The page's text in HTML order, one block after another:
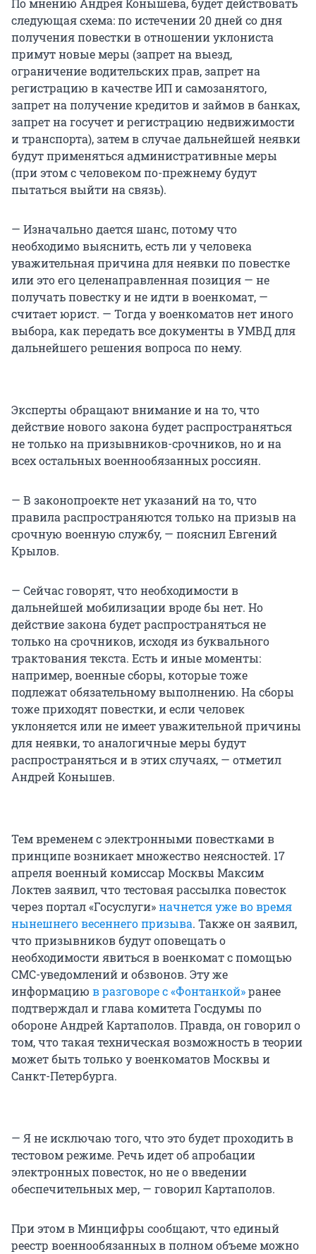
По мнению Андрея Конышева, будет действовать
следующая схема: по истечении 20 дней со дня
получения повестки в отношении уклониста
примут новые меры (запрет на выезд,
ограничение водительских прав, запрет на
регистрацию в качестве ИП и самозанятого,
запрет на получение кредитов и займов в банках,
запрет на госучет и регистрацию недвижимости
и транспорта), затем в случае дальнейшей неявки
будут применяться административные меры
(при этом с человеком по-прежнему будут
пытаться выйти на связь).
— Изначально дается шанс, потому что
необходимо выяснить, есть ли у человека
уважительная причина для неявки по повестке
или это его целенаправленная позиция — не
получать повестку и не идти в военкомат, —
считает юрист. — Тогда у военкоматов нет иного
выбора, как передать все документы в УМВД для
дальнейшего решения вопроса по нему.
Эксперты обращают внимание и на то, что
действие нового закона будет распространяться
не только на призывников-срочников, но и на
всех остальных военнообязанных россиян.
— В законопроекте нет указаний на то, что
правила распространяются только на призыв на
срочную военную службу, — пояснил Евгений
Крылов.
— Сейчас говорят, что необходимости в
дальнейшей мобилизации вроде бы нет. Но
действие закона будет распространяться не
только на срочников, исходя из буквального
трактования текста. Есть и иные моменты:
например, военные сборы, которые тоже
подлежат обязательному выполнению. На сборы
тоже приходят повестки, и если человек
уклоняется или не имеет уважительной причины
для неявки, то аналогичные меры будут
распространяться и в этих случаях, — отметил
Андрей Конышев.
Тем временем с электронными повестками в
принципе возникает множество неясностей. 17
апреля военный комиссар Москвы Максим
Локтев заявил, что тестовая рассылка повесток
через портал «Госуслуги»начнется уже во время
нынешнего весеннего призыва. Также он заявил,
что призывников будут оповещать о
необходимости явиться в военкомат с помощью
СМС-уведомлений и обзвонов. Эту же
информацию в разговоре с «Фонтанкой»ранее
подтверждал и глава комитета Госдумы по
обороне Андрей Картаполов. Правда, он говорил о
том, что такая техническая возможность в теории
может быть только у военкоматов Москвы и
Санкт-Петербурга.
— Я не исключаю того, что это будет проходить в
тестовом режиме. Речь идет об апробации
электронных повесток, но не о введении
обеспечительных мер, — говорил Картаполов.
При этом в Минцифры сообщают, что единый
реестр военнообязанных в полном объеме можно